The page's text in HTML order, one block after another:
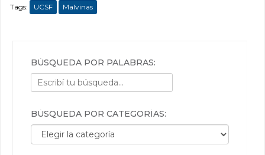
Tags: UCSF Malvinas
BÚSQUEDA POR PALABRAS:
BÚSQUEDA POR CATEGORÍAS:
Búsqueda por categorías: